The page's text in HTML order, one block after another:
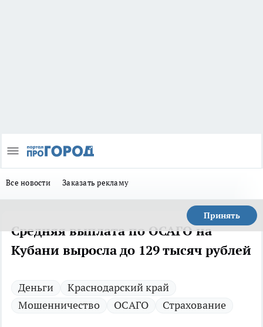
Все новости Заказать рекламу
Принять
Средняя выплата по ОСАГО на
Кубани выросла до 129 тысяч рублей
Деньги
Краснодарский край
Мошенничество
ОСАГО Страхование